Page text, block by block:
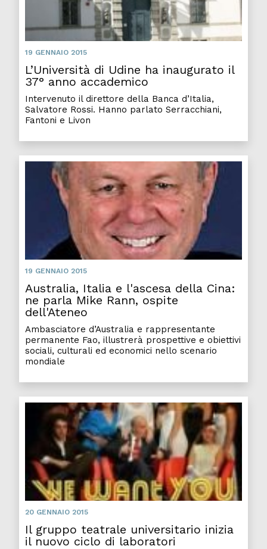
19 GENNAIO 2015
L’Università di Udine ha inaugurato il
37° anno accademico
Intervenuto il direttore della Banca d’Italia,
Salvatore Rossi. Hanno parlato Serracchiani,
Fantoni e Livon
19 GENNAIO 2015
Australia, Italia e l'ascesa della Cina:
ne parla Mike Rann, ospite
dell'Ateneo
Ambasciatore d’Australia e rappresentante
permanente Fao, illustrerà prospettive e obiettivi
sociali, culturali ed economici nello scenario
mondiale
20 GENNAIO 2015
Il gruppo teatrale universitario inizia
il nuovo ciclo di laboratori